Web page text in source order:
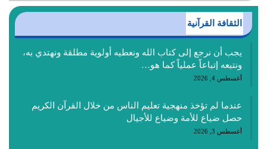
الثقافة القرآنية
يجب أن نرجع إلى كتاب الله ونعطيه أولوية مطلقة ونهتدي به،
ونتبعه إتباعاً عملياً كما هو…
أغسطس 4, 2026
عندما لم تؤخذ منهجية تعليم الناس من خلال القرآن الكريم
حصل ضياع للأمة وضياع للأجيال
أغسطس 3, 2026